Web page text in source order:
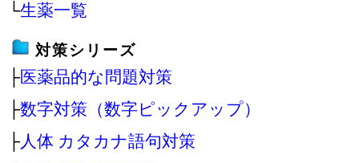
└生薬一覧
対策シリーズ
├医薬品的な問題対策
├数字対策（数字ピックアップ）
├人体 カタカナ語句対策